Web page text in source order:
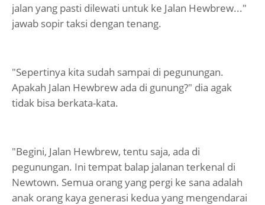
jalan yang pasti dilewati untuk ke Jalan Hewbrew..."
jawab sopir taksi dengan tenang.
"Sepertinya kita sudah sampai di pegunungan.
Apakah Jalan Hewbrew ada di gunung?" dia agak
tidak bisa berkata-kata.
"Begini, Jalan Hewbrew, tentu saja, ada di
pegunungan. Ini tempat balap jalanan terkenal di
Newtown. Semua orang yang pergi ke sana adalah
anak orang kaya generasi kedua yang mengendarai